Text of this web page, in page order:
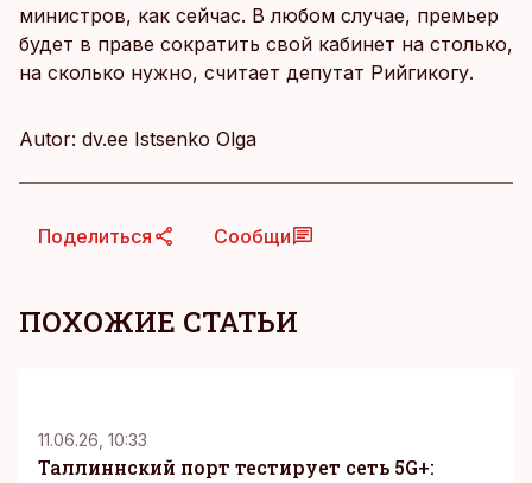
министров, как сейчас. В любом случае, премьер
будет в праве сократить свой кабинет на столько,
на сколько нужно, считает депутат Рийгикогу.
Autor: dv.ee Istsenko Olga
Поделиться Сообщи
ПОХОЖИЕ СТАТЬИ
11.06.26, 10:33
Таллиннский порт тестирует сеть 5G+: